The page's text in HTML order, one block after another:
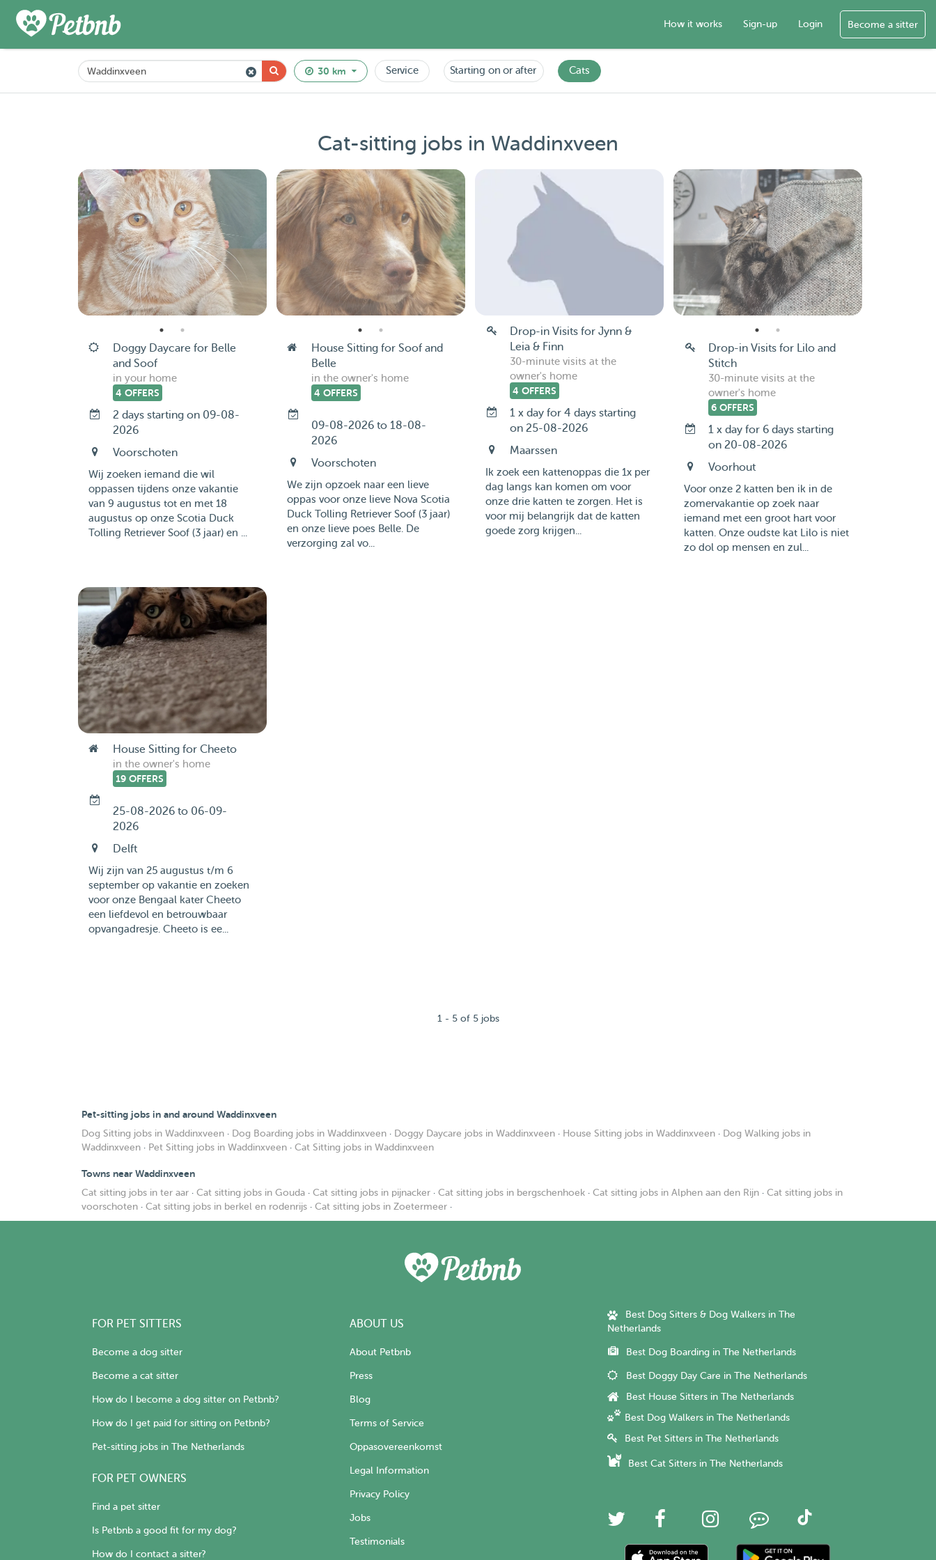
How it works Sign-up Login Become a sitter
30 km Service Starting on or after Cats
Cat-sitting jobs in Waddinxveen
Doggy Daycare for Belle
and Soof
in your home
4 OFFERS
2 days starting on 09-08-
2026
Voorschoten
Wij zoeken iemand die wil
oppassen tijdens onze vakantie
van 9 augustus tot en met 18
augustus op onze Scotia Duck
Tolling Retriever Soof (3 jaar) en ...
House Sitting for Soof and
Belle
in the owner's home
4 OFFERS
09-08-2026 to 18-08-
2026
Voorschoten
We zijn opzoek naar een lieve
oppas voor onze lieve Nova Scotia
Duck Tolling Retriever Soof (3 jaar)
en onze lieve poes Belle. De
verzorging zal vo...
Drop-in Visits for Jynn &
Leia & Finn
30-minute visits at the
owner's home
4 OFFERS
1 x day for 4 days starting
on 25-08-2026
Maarssen
Ik zoek een kattenoppas die 1x per
dag langs kan komen om voor
onze drie katten te zorgen. Het is
voor mij belangrijk dat de katten
goede zorg krijgen...
Drop-in Visits for Lilo and
Stitch
30-minute visits at the
owner's home
6 OFFERS
1 x day for 6 days starting
on 20-08-2026
Voorhout
Voor onze 2 katten ben ik in de
zomervakantie op zoek naar
iemand met een groot hart voor
katten. Onze oudste kat Lilo is niet
zo dol op mensen en zul...
House Sitting for Cheeto
in the owner's home
19 OFFERS
25-08-2026 to 06-09-
2026
Delft
Wij zijn van 25 augustus t/m 6
september op vakantie en zoeken
voor onze Bengaal kater Cheeto
een liefdevol en betrouwbaar
opvangadresje. Cheeto is ee...
1 - 5 of 5 jobs
Pet-sitting jobs in and around Waddinxveen
Dog Sitting jobs in Waddinxveen · Dog Boarding jobs in Waddinxveen · Doggy Daycare jobs in Waddinxveen · House Sitting jobs in Waddinxveen · Dog Walking jobs in
Waddinxveen · Pet Sitting jobs in Waddinxveen · Cat Sitting jobs in Waddinxveen
Towns near Waddinxveen
Cat sitting jobs in ter aar · Cat sitting jobs in Gouda · Cat sitting jobs in pijnacker · Cat sitting jobs in bergschenhoek · Cat sitting jobs in Alphen aan den Rijn · Cat sitting jobs in
voorschoten · Cat sitting jobs in berkel en rodenrijs · Cat sitting jobs in Zoetermeer ·
FOR PET SITTERS
Become a dog sitter
Become a cat sitter
How do I become a dog sitter on Petbnb?
How do I get paid for sitting on Petbnb?
Pet-sitting jobs in The Netherlands
FOR PET OWNERS
Find a pet sitter
Is Petbnb a good fit for my dog?
How do I contact a sitter?
ABOUT US
About Petbnb
Press
Blog
Terms of Service
Oppasovereenkomst
Legal Information
Privacy Policy
Jobs
Testimonials
Best Dog Sitters & Dog Walkers in The
Netherlands
Best Dog Boarding in The Netherlands
Best Doggy Day Care in The Netherlands
Best House Sitters in The Netherlands
Best Dog Walkers in The Netherlands
Best Pet Sitters in The Netherlands
Best Cat Sitters in The Netherlands